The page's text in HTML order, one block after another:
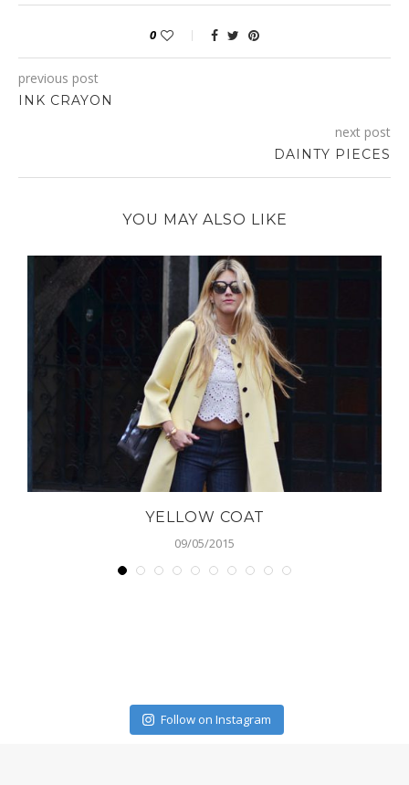
0
previous post
INK CRAYON
next post
DAINTY PIECES
YOU MAY ALSO LIKE
YELLOW COAT
09/05/2015
Follow on Instagram